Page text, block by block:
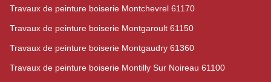
Travaux de peinture boiserie Montchevrel 61170
Travaux de peinture boiserie Montgaroult 61150
Travaux de peinture boiserie Montgaudry 61360
Travaux de peinture boiserie Montilly Sur Noireau 61100